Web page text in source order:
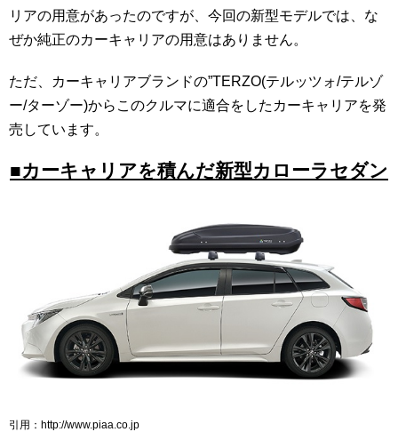
リアの用意があったのですが、今回の新型モデルでは、な
ぜか純正のカーキャリアの用意はありません。
ただ、カーキャリアブランドの”TERZO(テルッツォ/テルゾ
ー/ターゾー)からこのクルマに適合をしたカーキャリアを発
売しています。
■カーキャリアを積んだ新型カローラセダン
引用：http://www.piaa.co.jp